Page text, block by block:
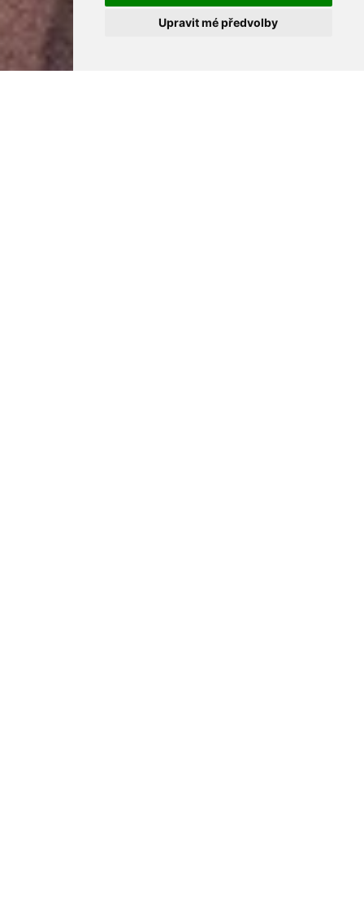
Upravit mé předvolby